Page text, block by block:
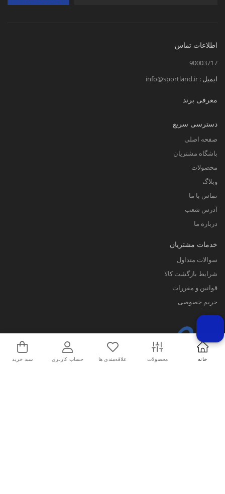
اطلاعات تماس
90003717
ایمیل : info@sportland.ir
معرفی برند
دسترسی سریع
صفحه اصلی
باشگاه مشتریان
محصولات
وبلاگ
تماس با ما
آدرس شعب
درباره ما
خدمات مشتریان
سوالات متداول
شرایط بازگشت کالا
قوانین و مقررات
حریم خصوصی
خانه محصولات علاقه‌مندی ها حساب کاربری سبد خرید